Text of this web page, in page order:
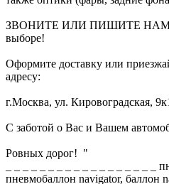
ЗВОНИТЕ ИЛИ ПИШИТЕ НАМ, с
выборе!
Оформите доставку или
адресу:
г.Москва, ул. Кировоградская,
С заботой о Вас и Вашем
Ровных дорог! "
_ _ _ _ _ _ _ _ _ _ _ _ _ _ _ _ _ _
пневмобаллон navigator, баллон